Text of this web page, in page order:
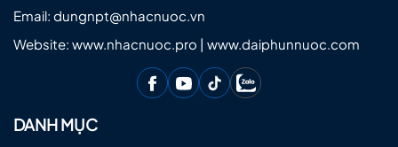
08/08/2025
Email: dungnpt@nhacnuoc.vn
Website: www.nhacnuoc.pro | www.daiphunnuoc.com
DANH MỤC